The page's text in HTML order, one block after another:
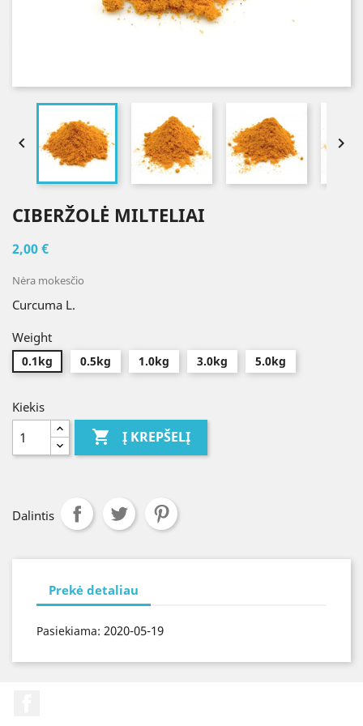
 
CIBERŽOLĖ MILTELIAI
2,00 €
Nėra mokesčio
Curcuma L.
Weight
0.1kg 0.5kg 1.0kg 3.0kg 5.0kg
Kiekis
 Į KREPŠELĮ
Dalintis
Prekė detaliau
Pasiekiama: 2020-05-19